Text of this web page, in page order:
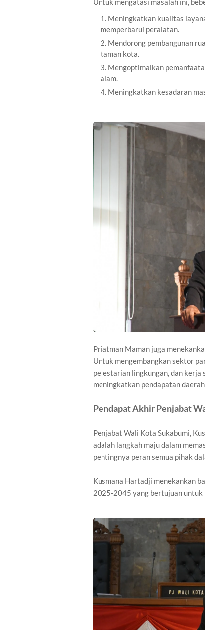
Untuk mengatasi masalah ini,
Meningkatkan kualitas
memperbarui peralatan.
Mendorong pembangunan
taman kota.
Mengoptimalkan
alam.
Meningkatkan kesadaran
Priatman Maman juga
Untuk mengembangkan sektor
pelestarian lingkungan, dan kerja
meningkatkan pendapatan
Pendapat Akhir Penjabat
Penjabat Wali Kota Sukabumi,
adalah langkah maju dalam
pentingnya peran semua pihak
Kusmana Hartadji menekankan
2025-2045 yang bertujuan untuk